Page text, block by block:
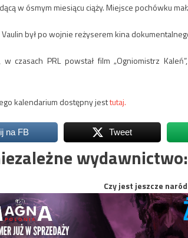
w ósmym miesiącu ciąży. Miejsce pochówku
był po wojnie reżyserem kina
w czasach PRL powstał film „Ogniomistrz
kalendarium dostępny jesttutaj.
na FB Tweet
wydawnictwo:
Czy jest jeszcze